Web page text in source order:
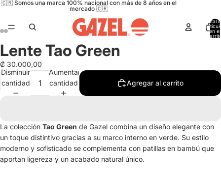
🇨🇷 Somos una marca 100% nacional con más de 8 años en el
mercado 🇨🇷
Total
en el
Abrir
imagen
a
pantalla
completa
Abrir
imagen
a
pantalla
completa
Abrir
imagen
a
pantalla
completa
Abrir
imagen
a
pantalla
completa
Lente Tao Green
₡ 30.000,00
Disminuir
cantidad
Aumentar
cantidad
Agregar al carrito
La colección Tao Green de Gazel combina un diseño elegante con
un toque distintivo gracias a su marco interno en verde. Su estilo
moderno y sofisticado se complementa con patillas en bambú que
aportan ligereza y un acabado natural único.